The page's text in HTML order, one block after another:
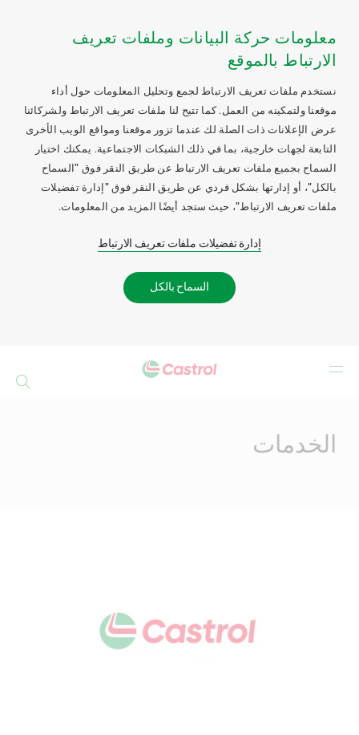
معلومات حركة البيانات وملفات تعريف
الارتباط بالموقع
نستخدم ملفات تعريف الارتباط لجمع وتحليل المعلومات حول أداء
موقعنا ولتمكينه من العمل. كما تتيح لنا ملفات تعريف الارتباط ولشركائنا
عرض الإعلانات ذات الصلة لك عندما تزور موقعنا ومواقع الويب الأخرى
التابعة لجهات خارجية، بما في ذلك الشبكات الاجتماعية. يمكنك اختيار
السماح بجميع ملفات تعريف الارتباط عن طريق النقر فوق "السماح
بالكل"، أو إدارتها بشكل فردي عن طريق النقر فوق "إدارة تفضيلات
ملفات تعريف الارتباط"، حيث ستجد أيضًا المزيد من المعلومات.
إدارة تفضيلات ملفات تعريف الارتباط
السماح بالكل
الخدمات